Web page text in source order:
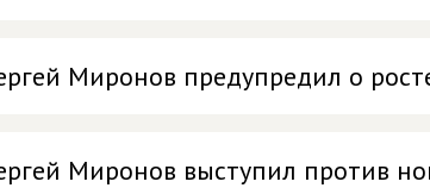
Миронов предупредил о
Миронов выступил против